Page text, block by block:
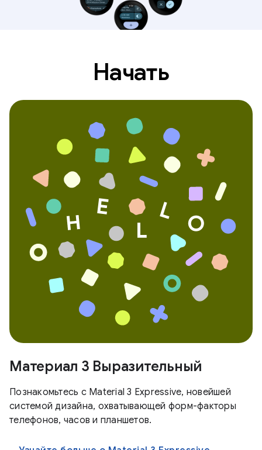
Начать
Материал 3 Выразительный
Познакомьтесь с Material 3 Expressive, новейшей
системой дизайна, охватывающей форм-факторы
телефонов, часов и планшетов.